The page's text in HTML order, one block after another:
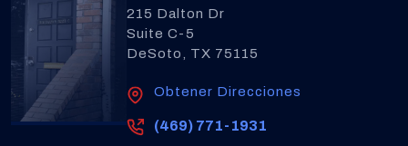
215 Dalton Dr
Suite C-5
DeSoto, TX 75115
Obtener Direcciones
(469) 771-1931